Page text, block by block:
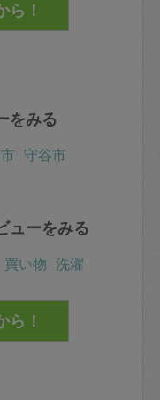
をみる
守谷市
ューをみる
買い物 洗濯